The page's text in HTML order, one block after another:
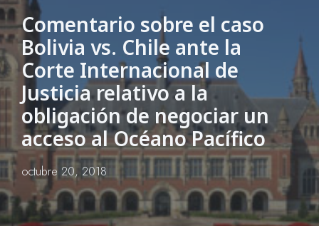
Comentario sobre el caso
Bolivia vs. Chile ante la
Corte Internacional de
Justicia relativo a la
obligación de negociar un
acceso al Océano Pacífico
octubre 20, 2018